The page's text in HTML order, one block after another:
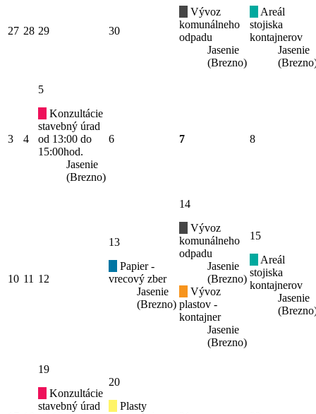
27 28 29 30
Vývoz
komunálneho
odpadu
Jasenie
(Brezno)
Areál
stojiska
kontajnerov
Jasenie
3 4
5
Konzultácie
stavebný úrad
od 13:00 do
15:00hod.
Jasenie
(Brezno)
6 7 8
10 11 12
13
Papier -
vrecový zber
Jasenie
(Brezno)
14
Vývoz
komunálneho
odpadu
Jasenie
(Brezno)
Vývoz
plastov -
kontajner
Jasenie
(Brezno)
15
Areál
stojiska
kontajnerov
Jasenie
19
Konzultácie
stavebný úrad
20
Plasty